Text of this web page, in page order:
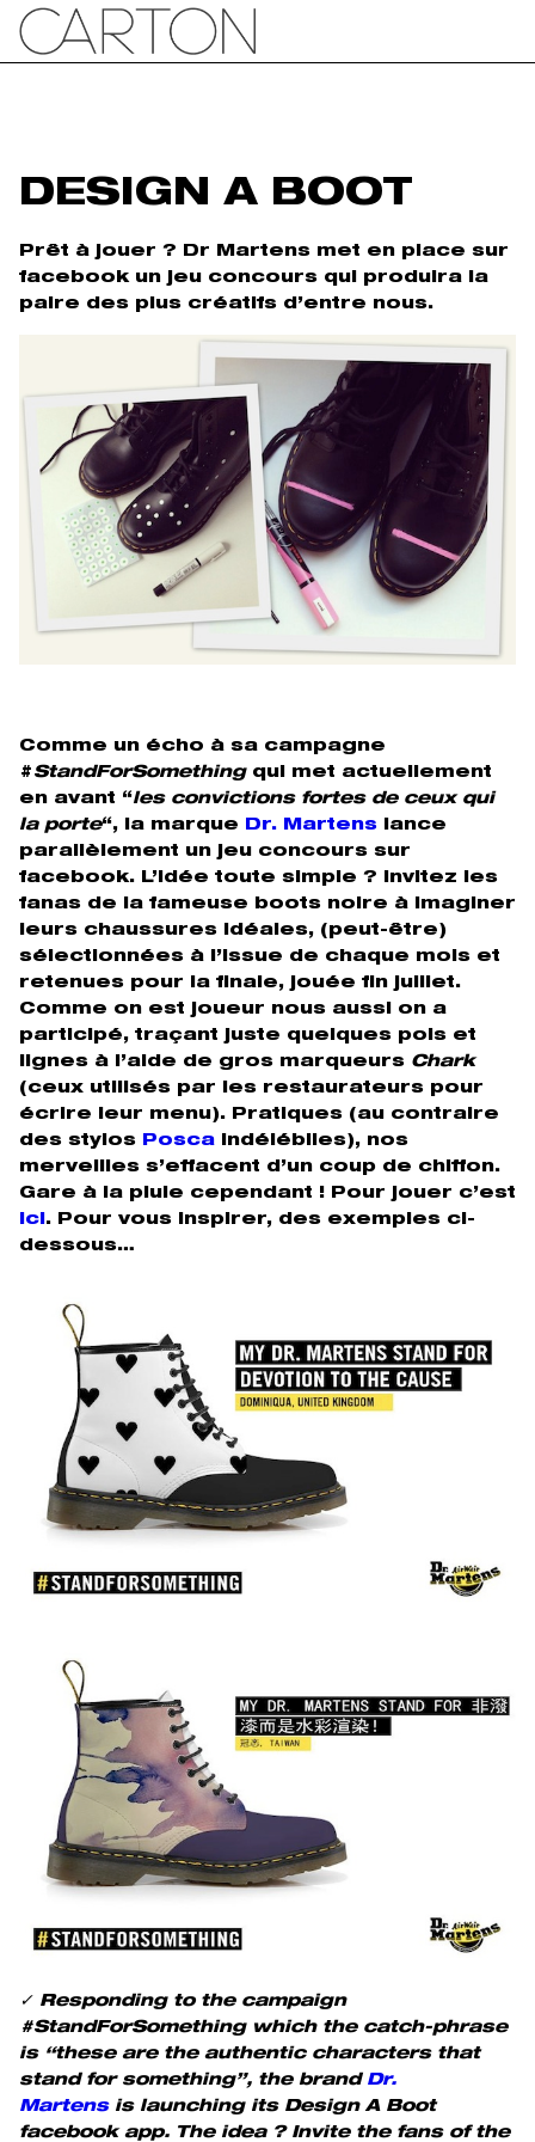
DESIGN A BOOT
Prêt à jouer ? Dr Martens met en place sur
facebook un jeu concours qui produira la
paire des plus créatifs d’entre nous.
Comme un écho à sa campagne
# StandForSomethingqui met actuellement
en avant “les convictions fortes de ceux qui
la porte“, la marque Dr. Martens lance
parallèlement un jeu concours sur
facebook. L’idée toute simple ? Invitez les
fanas de la fameuse boots noire à imaginer
leurs chaussures idéales, (peut-être)
sélectionnées à l’issue de chaque mois et
retenues pour la finale, jouée fin juillet.
Comme on est joueur nous aussi on a
participé, traçant juste quelques pois et
lignes à l’aide de gros marqueurs Chark
(ceux utilisés par les restaurateurs pour
écrire leur menu). Pratiques (au contraire
des stylos
Posca indélébiles), nos
merveilles s’effacent d’un coup de chiffon.
Gare à la pluie cependant ! Pour jouer c’est
ici .
Pour vous inspirer, des exemples ci-
dessous…
✓ Responding to the campaign
#StandForSomething which the catch-phrase
is “these are the authentic characters that
stand for something”, the brand Dr.
Martensis launching its Design A Boot
facebook app. The idea ? Invite the fans of the